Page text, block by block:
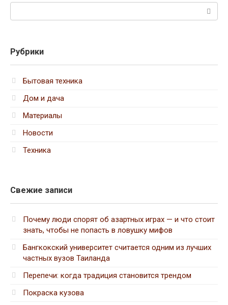
Рубрики
Бытовая техника
Дом и дача
Материалы
Новости
Техника
Свежие записи
Почему люди спорят об азартных играх — и что стоит
знать, чтобы не попасть в ловушку мифов
Бангкокский университет считается одним из лучших
частных вузов Таиланда
Перепечи: когда традиция становится трендом
Покраска кузова